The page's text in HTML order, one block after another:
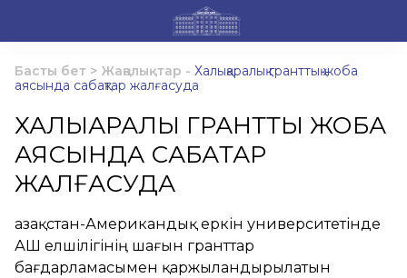
Басты бет > Жаңалықтар - Халықаралық гранттық жоба
аясында сабақтар жалғасуда
ХАЛЫҚАРАЛЫҚ ГРАНТТЫҚ ЖОБА
АЯСЫНДА САБАҚТАР
ЖАЛҒАСУДА
Қазақстан-Американдық еркін университетінде
АҚШ елшілігінің шағын гранттар
бағдарламасымен қаржыландырылатын